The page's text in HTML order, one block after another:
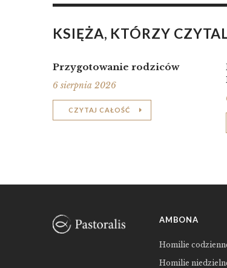
KSIĘŻA, KTÓRZY
Przygotowanie rodziców
6 sierpnia 2026
CZYTAJ CAŁOŚĆ
AMBONA
Homilie
Homilie